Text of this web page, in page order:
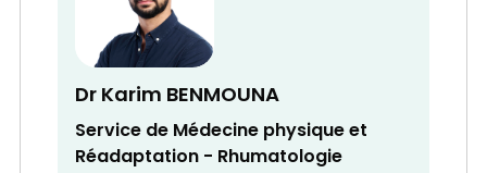
Dr Karim BENMOUNA
Service de Médecine physique et
Réadaptation - Rhumatologie